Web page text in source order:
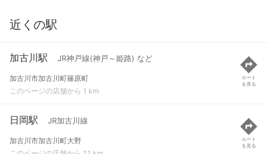
近くの駅
加古川駅 JR神戸線(神戸～姫路) など
加古川市加古川町篠原町
このページの店舗から 1 km
ルート
を見る
日岡駅 JR加古川線
加古川市加古川町大野
ルート
を見る